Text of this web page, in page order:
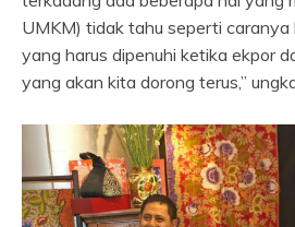
UMKM) tidak tahu seperti caranya
yang harus dipenuhi ketika ekpor
yang akan kita dorong terus,”